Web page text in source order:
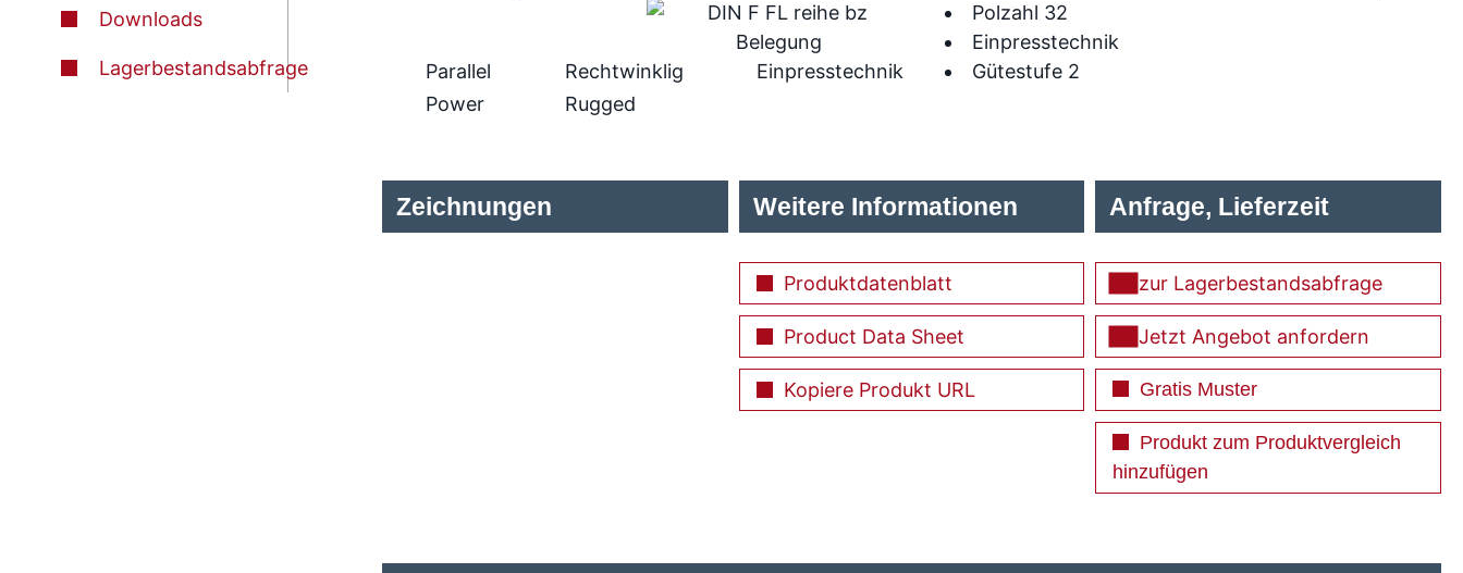
Downloads
Lagerbestandsabfrage
Polzahl 32
Einpresstechnik
Gütestufe 2
Parallel Rechtwinklig
Einpresstechnik
Power
Rugged
Zeichnungen Weitere Informationen
Produktdatenblatt
Product Data Sheet
Kopiere Produkt URL
Anfrage, Lieferzeit
zur Lagerbestandsabfrage
Jetzt Angebot anfordern
Gratis Muster
Produkt zum Produktvergleich
hinzufügen